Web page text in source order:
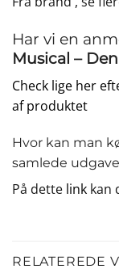
Har vi en
Musical –
Check lige her
af produktet
Hvor kan man
samlede
På dette link kan
RELATEREDE